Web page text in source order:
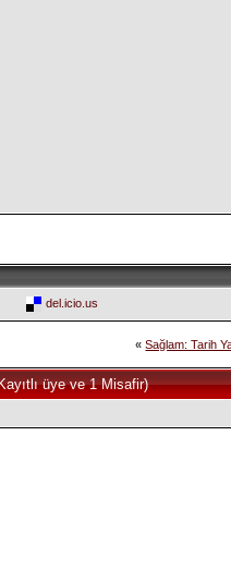
del.icio.us
« Sağlam: Tarih
üye ve 1 Misafir)